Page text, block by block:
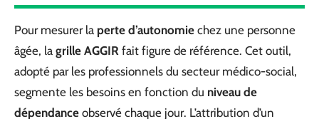
Pour mesurer la perte d’autonomie chez une personne
âgée, la grille AGGIR fait figure de référence. Cet outil,
adopté par les professionnels du secteur médico-social,
segmente les besoins en fonction du niveau de
dépendance observé chaque jour. L’attribution d’un